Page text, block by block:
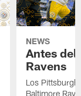
NEWS
Antes del
Ravens
Los Pittsburgh
Baltimore